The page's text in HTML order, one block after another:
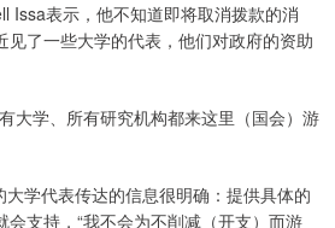
Issa表示，他不知道即将取消拨款的消
见了一些大学的代表，他们对政府的资助
大学、所有研究机构都来这里（国会）游
学代表传达的信息很明确：提供具体的
支持，“我不会为不削减（开支）而游